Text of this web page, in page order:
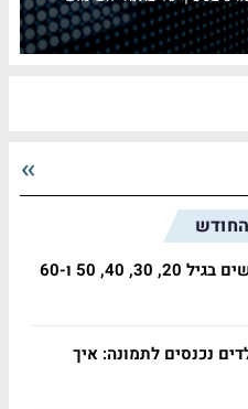
החודש
40, 50 ו-60
נכנסים לתמונה: איך